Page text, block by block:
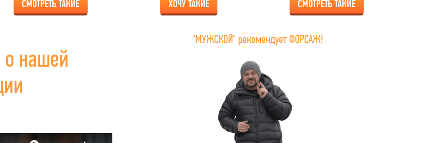
СМОТРЕТЬ ТАКИЕ ХОЧУ ТАКИЕ СМОТРЕТЬ ТАКИЕ
о нашей
"МУЖСКОЙ" рекомендует ФОРСАЖ!